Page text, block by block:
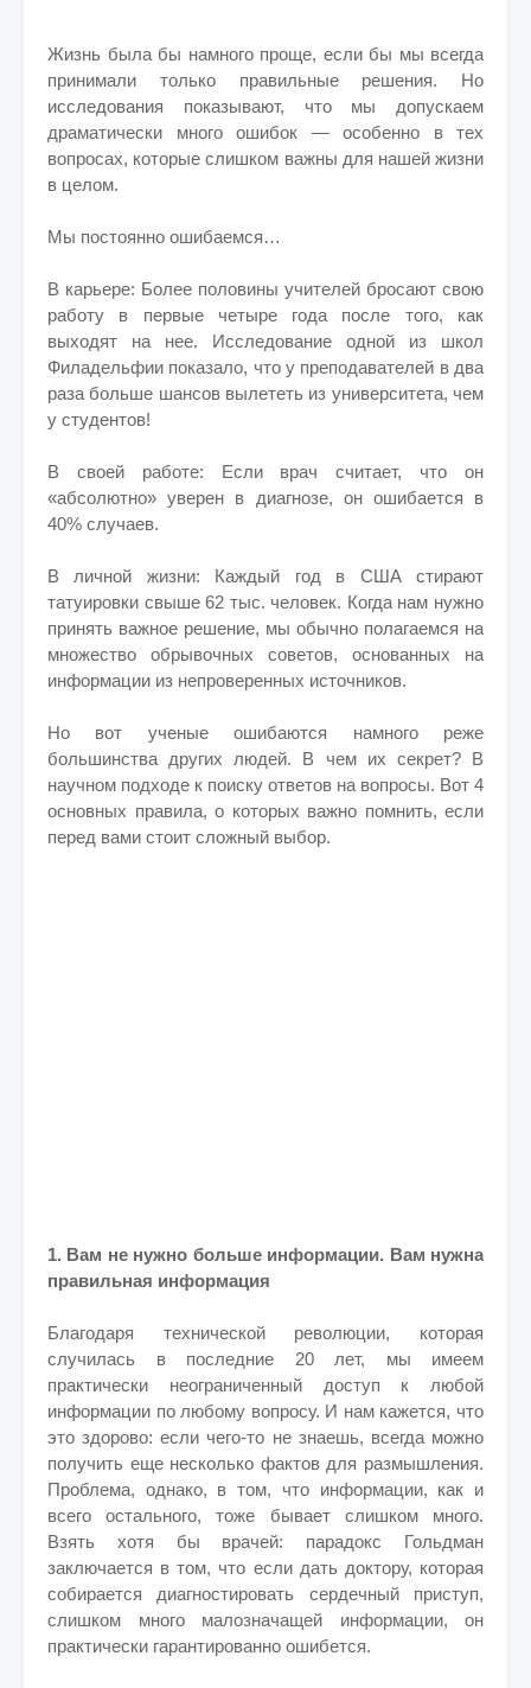
Жизнь была бы намного проще, если бы мы всегда
принимали только правильные решения. Но
исследования показывают, что мы допускаем
драматически много ошибок — особенно в тех
вопросах, которые слишком важны для нашей жизни
в целом.
Мы постоянно ошибаемся…
В карьере: Более половины учителей бросают свою
работу в первые четыре года после того, как
выходят на нее. Исследование одной из школ
Филадельфии показало, что у преподавателей в два
раза больше шансов вылететь из университета, чем
у студентов!
В своей работе: Если врач считает, что он
«абсолютно» уверен в диагнозе, он ошибается в
40% случаев.
В личной жизни: Каждый год в США стирают
татуировки свыше 62 тыс. человек. Когда нам нужно
принять важное решение, мы обычно полагаемся на
множество обрывочных советов, основанных на
информации из непроверенных источников.
Но вот ученые ошибаются намного реже
большинства других людей. В чем их секрет? В
научном подходе к поиску ответов на вопросы. Вот 4
основных правила, о которых важно помнить, если
перед вами стоит сложный выбор.
1. Вам не нужно больше информации. Вам нужна
правильная информация
Благодаря технической революции, которая
случилась в последние 20 лет, мы имеем
практически неограниченный доступ к любой
информации по любому вопросу. И нам кажется, что
это здорово: если чего-то не знаешь, всегда можно
получить еще несколько фактов для размышления.
Проблема, однако, в том, что информации, как и
всего остального, тоже бывает слишком много.
Взять хотя бы врачей: парадокс Гольдман
заключается в том, что если дать доктору, которая
собирается диагностировать сердечный приступ,
слишком много малозначащей информации, он
практически гарантированно ошибется.